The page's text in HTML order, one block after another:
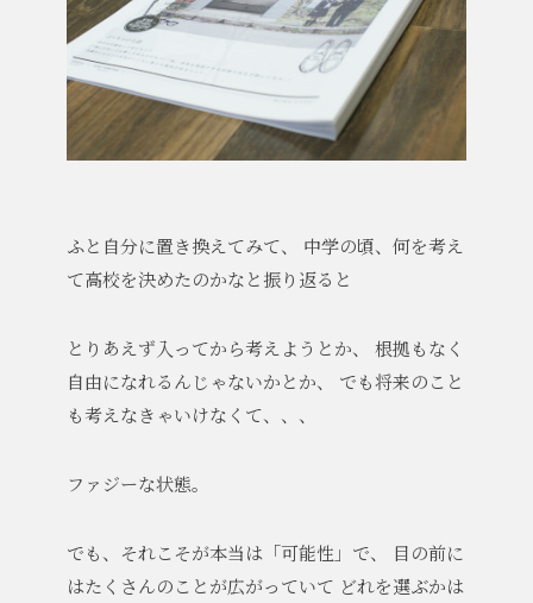
ふと自分に置き換えてみて、
中学の頃、何を考え
て高校を決めたのかなと振り返ると
とりあえず入ってから考えようとか、
根拠もなく
自由になれるんじゃないかとか、
でも将来のこと
も考えなきゃいけなくて、、、
ファジーな状態。
でも、それこそが本当は「可能性」で、
目の前に
はたくさんのことが広がっていて どれを選ぶかは